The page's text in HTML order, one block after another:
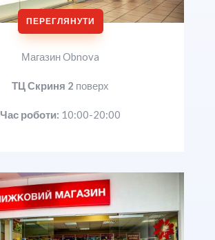
ПЕРЕГЛЯНУТИ
Магазин Obnova
ТЦ Скриня 2 поверх
Час роботи: 10:00-20:00